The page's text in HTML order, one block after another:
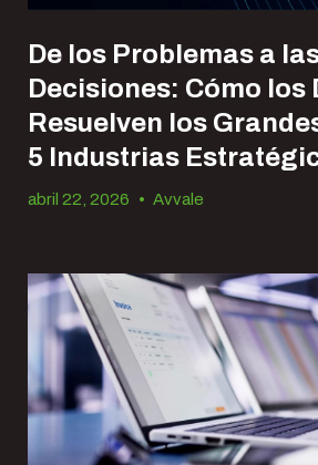
De los Problemas a
Decisiones: Cómo los
Resuelven los
5 Industrias
abril 22, 2026 • Avvale